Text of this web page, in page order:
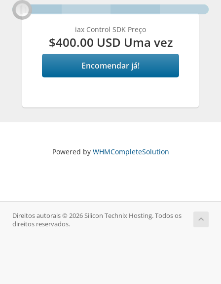
iax Control SDK Preço
$400.00 USD Uma vez
Encomendar já!
Powered by WHMCompleteSolution
Direitos autorais © 2026 Silicon Technix Hosting. Todos os
direitos reservados.